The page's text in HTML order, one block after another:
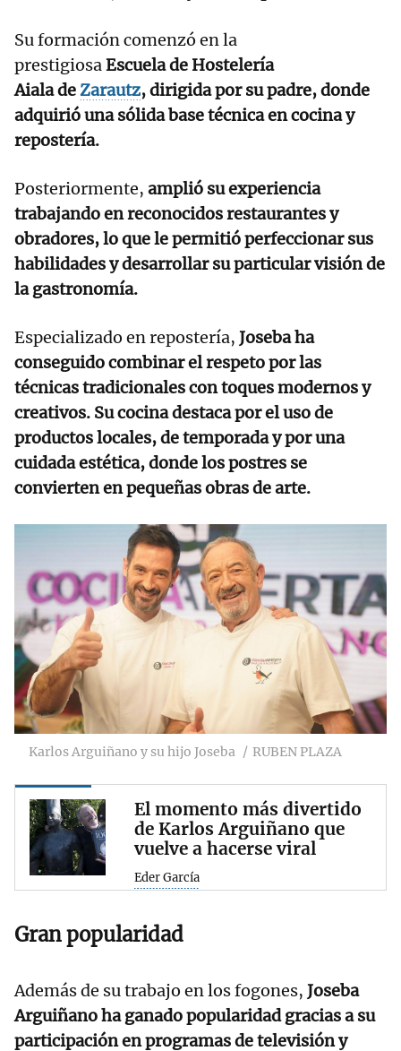
Su formación comenzó en la
prestigiosaEscuela de Hostelería
Aiala deZarautz, dirigida por su padre, donde
adquirió una sólida base técnica en cocina y
repostería.
Posteriormente, amplió su experiencia
trabajando en reconocidos restaurantes y
obradores, lo que le permitió perfeccionar sus
habilidades y desarrollar su particular visión de
la gastronomía.
Especializado en repostería, Joseba ha
conseguido combinar el respeto por las
técnicas tradicionales con toques modernos y
creativos. Su cocina destaca por el uso de
productos locales, de temporada y por una
cuidada estética, donde los postres se
convierten en pequeñas obras de arte.
Karlos Arguiñano y su hijo Joseba RUBEN PLAZA
El momento más divertido
de Karlos Arguiñano que
vuelve a hacerse viral
Eder García
Gran popularidad
Además de su trabajo en los fogones, Joseba
Arguiñano ha ganado popularidad gracias a su
participación en programas de televisión y